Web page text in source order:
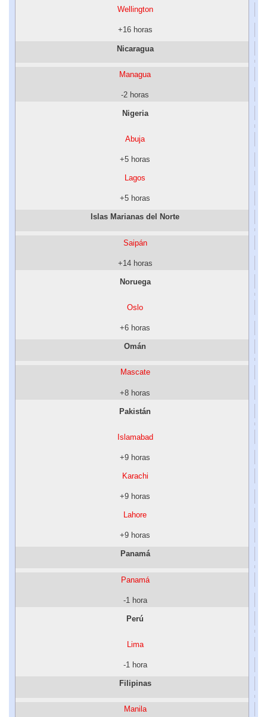
Wellington
+16 horas
Nicaragua
Managua
-2 horas
Nigeria
Abuja
+5 horas
Lagos
+5 horas
Islas Marianas del Norte
Saipán
+14 horas
Noruega
Oslo
+6 horas
Omán
Mascate
+8 horas
Pakistán
Islamabad
+9 horas
Karachi
+9 horas
Lahore
+9 horas
Panamá
Panamá
-1 hora
Perú
Lima
-1 hora
Filipinas
Manila